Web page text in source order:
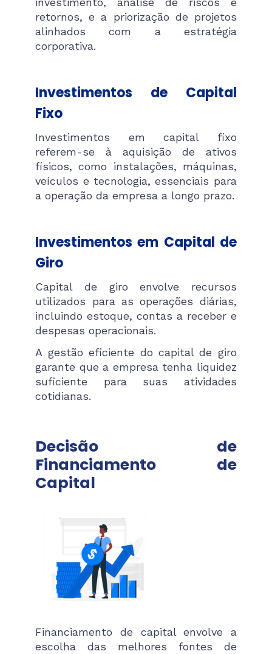
retornos, e a priorização de projetos
alinhados com a estratégia
corporativa​.
Investimentos de Capital
Fixo
Investimentos em capital fixo
referem-se à aquisição de ativos
físicos, como instalações, máquinas,
veículos e tecnologia, essenciais para
a operação da empresa a longo prazo.
Investimentos em Capital de
Giro
Capital de giro envolve recursos
utilizados para as operações diárias,
incluindo estoque, contas a receber e
despesas operacionais.
A gestão eficiente do capital de giro
garante que a empresa tenha liquidez
suficiente para suas atividades
cotidianas​.
Decisão de
Financiamento de
Capital
Financiamento de capital envolve a
escolha das melhores fontes de